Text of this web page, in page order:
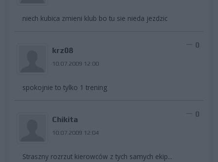
niech kubica zmieni klub bo tu sie nieda jezdzic
krz08
10.07.2009 12:00
0
spokojnie to tylko 1 trening
Chikita
10.07.2009 12:04
0
Straszny rozrzut kierowców z tych samych ekip...